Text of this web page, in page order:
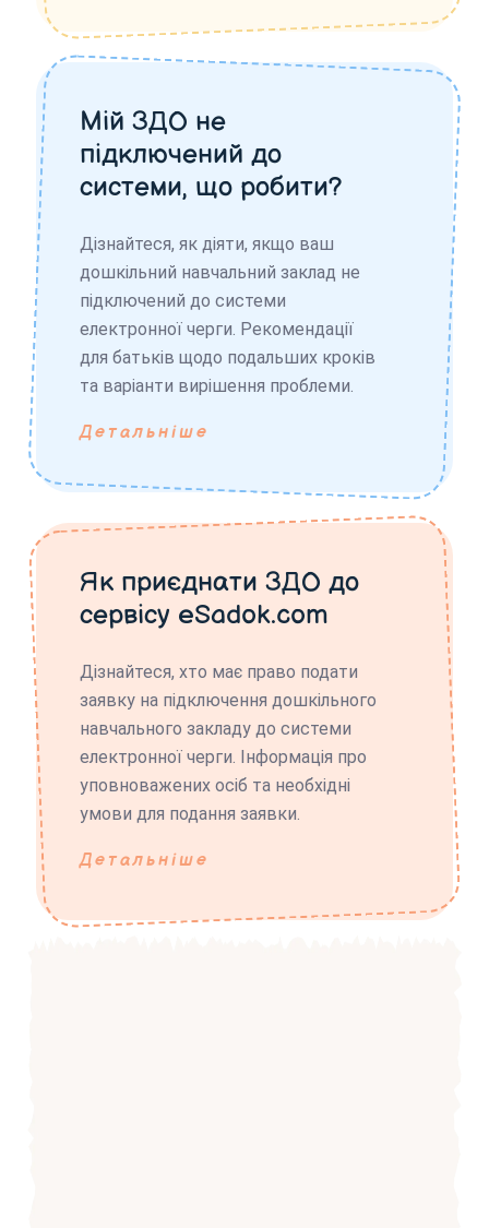
Мій ЗДО не
підключений до
системи, що робити?
Дізнайтеся, як діяти, якщо ваш
дошкільний навчальний заклад не
підключений до системи
електронної черги. Рекомендації
для батьків щодо подальших кроків
та варіанти вирішення проблеми.
Детальніше
Як приєднати ЗДО до
сервісу eSadok.com
Дізнайтеся, хто має право подати
заявку на підключення дошкільного
навчального закладу до системи
електронної черги. Інформація про
уповноважених осіб та необхідні
умови для подання заявки.
Детальніше